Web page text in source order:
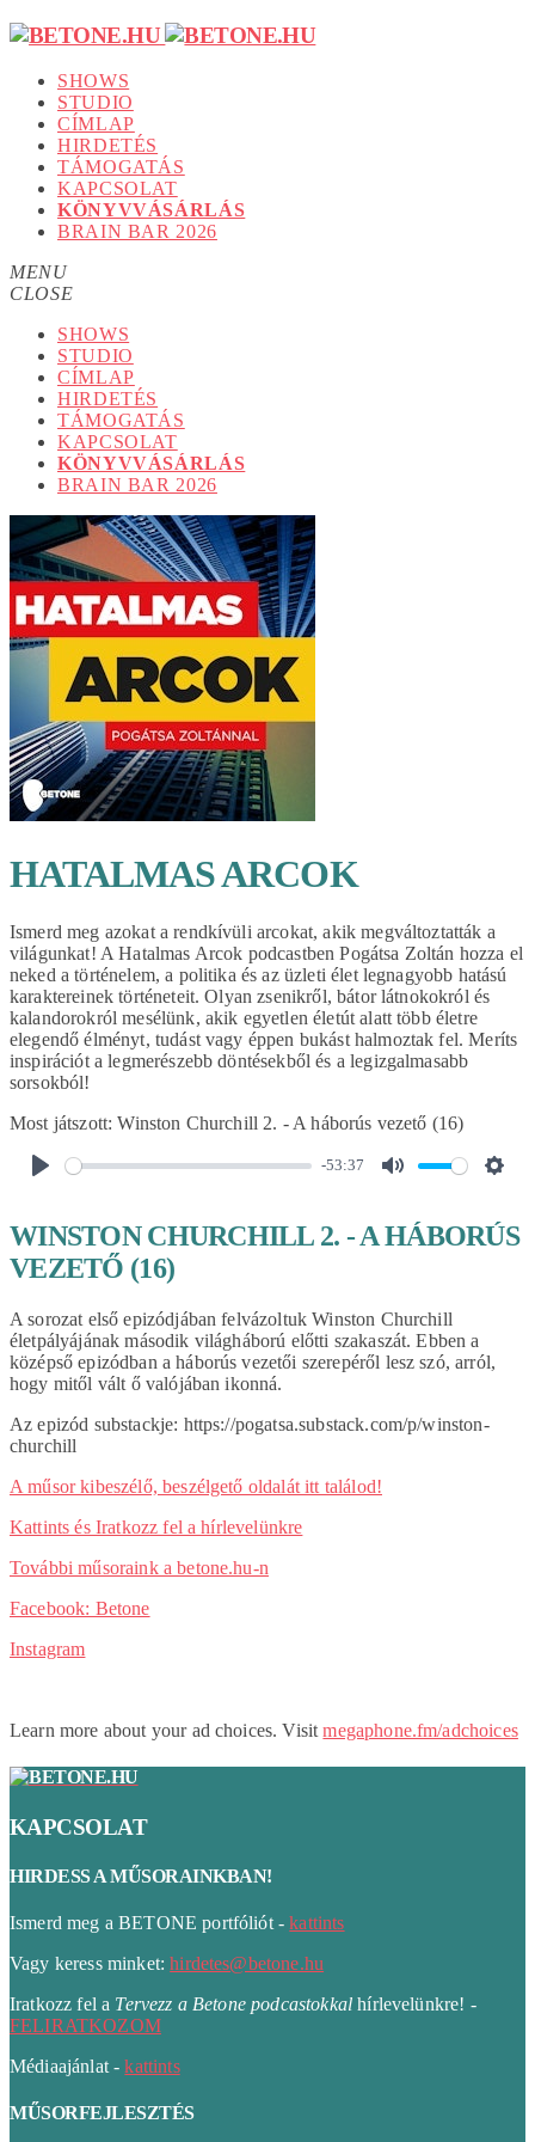
SHOWS
STUDIO
CÍMLAP
HIRDETÉS
TÁMOGATÁS
KAPCSOLAT
KÖNYVVÁSÁRLÁS
BRAIN BAR 2026
MENU
CLOSE
SHOWS
STUDIO
CÍMLAP
HIRDETÉS
TÁMOGATÁS
KAPCSOLAT
KÖNYVVÁSÁRLÁS
BRAIN BAR 2026
HATALMAS ARCOK
Ismerd meg azokat a rendkívüli arcokat, akik megváltoztatták a
világunkat! A Hatalmas Arcok podcastben Pogátsa Zoltán hozza el
neked a történelem, a politika és az üzleti élet legnagyobb hatású
karaktereinek történeteit. Olyan zsenikről, bátor látnokokról és
kalandorokról mesélünk, akik egyetlen életút alatt több életre
elegendő élményt, tudást vagy éppen bukást halmoztak fel. Meríts
inspirációt a legmerészebb döntésekből és a legizgalmasabb
sorsokból!
Most játszott:Winston Churchill 2. - A háborús vezető (16)
-53:37
WINSTON CHURCHILL 2. - A HÁBORÚS
VEZETŐ (16)
A sorozat első epizódjában felvázoltuk Winston Churchill
életpályájának második világháború előtti szakaszát. Ebben a
középső epizódban a háborús vezetői szerepéről lesz szó, arról,
hogy mitől vált ő valójában ikonná.
Az epizód substackje: https://pogatsa.substack.com/p/winston-
churchill
A műsor kibeszélő, beszélgető oldalát itt találod!
Kattints és Iratkozz fel a hírlevelünkre
További műsoraink a betone.hu-n
Facebook: Betone
Instagram
Learn more about your ad choices. Visitmegaphone.fm/adchoices
KAPCSOLAT
HIRDESS A MŰSORAINKBAN!
Ismerd meg a BETONE portfóliót -kattints
Vagy keress minket:hirdetes@betone.hu
Iratkozz fel a Tervezz a Betone podcastokkal hírlevelünkre! -
FELIRATKOZOM
Médiaajánlat -kattints
MŰSORFEJLESZTÉS